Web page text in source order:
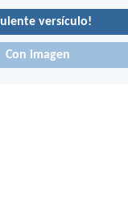
versículo!
Con imagen